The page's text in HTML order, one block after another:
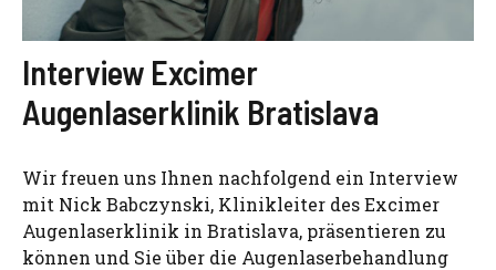
Interview Excimer
Augenlaserklinik Bratislava
Wir freuen uns Ihnen nachfolgend ein Interview
mit Nick Babczynski, Klinikleiter des Excimer
Augenlaserklinik in Bratislava, präsentieren zu
können und Sie über die Augenlaserbehandlung